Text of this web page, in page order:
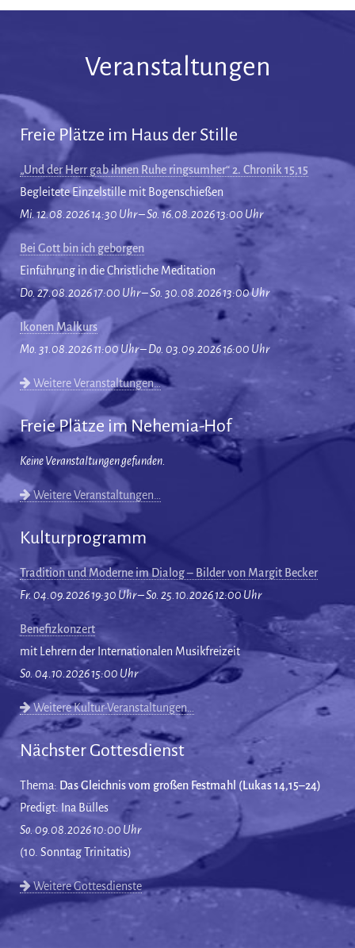
Veranstaltungen
Freie Plätze im Haus der Stille
„Und der Herr gab ihnen Ruhe ringsumher“ 2. Chronik 15,15
Begleitete Einzelstille mit Bogenschießen
Mi. 12.08.2026 14:30 Uhr – So. 16.08.2026 13:00 Uhr
Bei Gott bin ich geborgen
Einführung in die Christliche Meditation
Do. 27.08.2026 17:00 Uhr – So. 30.08.2026 13:00 Uhr
Ikonen Malkurs
Mo. 31.08.2026 11:00 Uhr – Do. 03.09.2026 16:00 Uhr
Weitere Veranstaltungen…
Freie Plätze im Nehemia-Hof
Keine Veranstaltungen gefunden.
Weitere Veranstaltungen…
Kulturprogramm
Tradition und Moderne im Dialog – Bilder von Margit Becker
Fr. 04.09.2026 19:30 Uhr – So. 25.10.2026 12:00 Uhr
Benefizkonzert
mit Lehrern der Internationalen Musikfreizeit
So. 04.10.2026 15:00 Uhr
Weitere Kultur-Veranstaltungen…
Nächster Gottesdienst
Thema: Das Gleichnis vom großen Festmahl (Lukas 14,15–24)
Predigt: Ina Bülles
So. 09.08.2026 10:00 Uhr
(10. Sonntag Trinitatis)
Weitere Gottesdienste